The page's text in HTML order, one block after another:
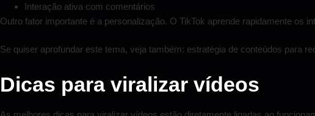
Interação ativa com comentários
Outro fator importante é a personalização. O TikTok aprende rapidamente os
Se quiser aprofundar este tema, veja também: estratégia de conteúdos para
Dicas para viralizar vídeos